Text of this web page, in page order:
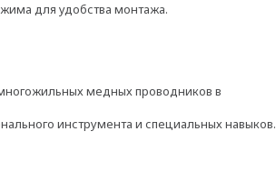
для удобства монтажа.
медных проводников в
инструмента и специальных навыков.